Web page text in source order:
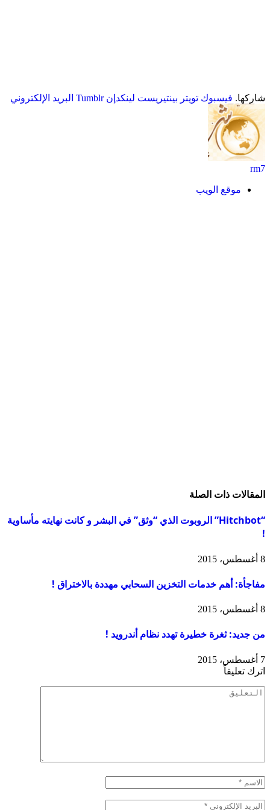
شاركها. فيسبوك تويتر بينتيريست لينكدإن Tumblr البريد الإلكتروني
rm7
موقع الويب
المقالات ذات الصلة
“Hitchbot” الروبوت الذي “وثق” في البشر و كانت نهايته مأساوية
!
8 أغسطس، 2015
مفاجأة: أهم خدمات التخزين السحابي مهددة بالاختراق !
8 أغسطس، 2015
من جديد: ثغرة خطيرة تهدد نظام أندرويد !
7 أغسطس، 2015
اترك تعليقاً